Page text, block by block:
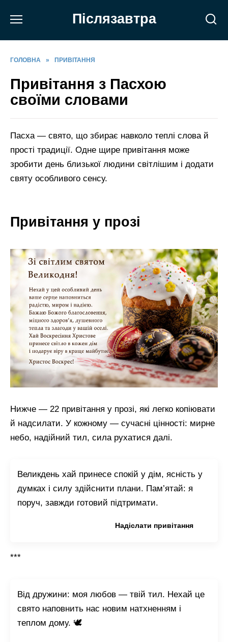
Післязавтра
ГОЛОВНА » ПРИВІТАННЯ
Привітання з Пасхою
своїми словами
Пасха — свято, що збирає навколо теплі слова й
прості традиції. Одне щире привітання може
зробити день близької людини світлішим і додати
святу особливого сенсу.
Привітання у прозі
Нижче — 22 привітання у прозі, які легко копіювати
й надсилати. У кожному — сучасні цінності: мирне
небо, надійний тил, сила рухатися далі.
Великдень хай принесе спокій у дім, ясність у
думках і силу здійснити плани. Пам’ятай: я
поруч, завжди готовий підтримати.
Надіслати привітання
***
Від дружини: моя любов — твій тил. Нехай це
свято наповнить нас новим натхненням і
теплом дому. 🕊️